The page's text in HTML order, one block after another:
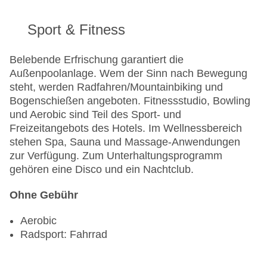
Sport & Fitness
Belebende Erfrischung garantiert die
Außenpoolanlage. Wem der Sinn nach Bewegung
steht, werden Radfahren/Mountainbiking und
Bogenschießen angeboten. Fitnessstudio, Bowling
und Aerobic sind Teil des Sport- und
Freizeitangebots des Hotels. Im Wellnessbereich
stehen Spa, Sauna und Massage-Anwendungen
zur Verfügung. Zum Unterhaltungsprogramm
gehören eine Disco und ein Nachtclub.
Ohne Gebühr
Aerobic
Radsport: Fahrrad